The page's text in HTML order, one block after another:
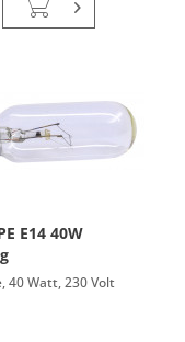
E14 40W
40 Watt, 230 Volt